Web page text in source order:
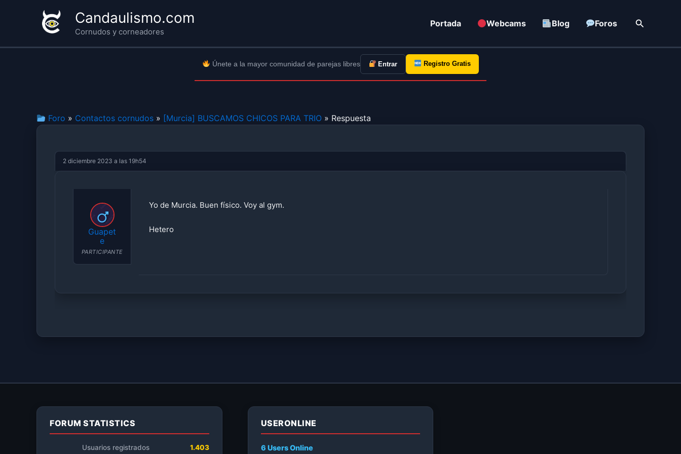
Candaulismo.com
Cornudos y corneadores
Portada Webcams Blog Foros Buscar
Únete a la mayor comunidad de parejas libres Entrar Registro Gratis
Foro » Contactos cornudos » [Murcia] BUSCAMOS CHICOS PARA TRIO » Respuesta
2 diciembre 2023 a las 19h54
Guapet
e
PARTICIPANTE
Yo de Murcia. Buen físico. Voy al gym.
Hetero
FORUM STATISTICS
Usuarios registrados 1.403
USERONLINE
6 UsersOnline